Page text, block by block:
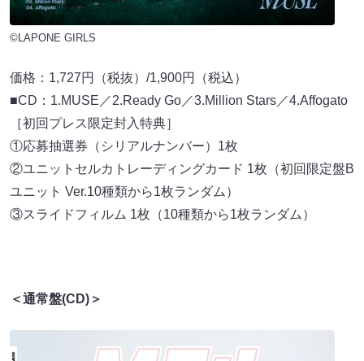
©LAPONE GIRLS
価格：1,727円（税抜）/1,900円（税込）
■CD：1.MUSE／2.Ready Go／3.Million Stars／4.Affogato
［初回プレス限定封入特典］
①応募抽選券（シリアルナンバー）1枚
②ユニットセルカトレーディングカード 1枚（初回限定盤B
ユニット Ver.10種類から1枚ランダム）
③スライドフィルム 1枚（10種類から1枚ランダム）
＜通常盤(CD)＞